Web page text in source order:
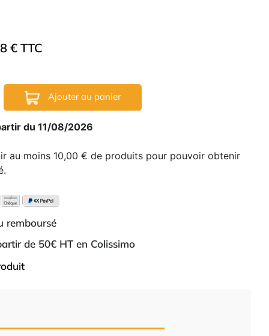
€ TTC
Ajouter au panier
du 11/08/2026
au moins 10,00 € de produits pour pouvoir obtenir
remboursé
de 50€ HT en Colissimo